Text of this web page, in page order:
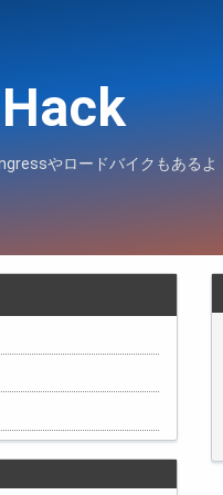
やロードバイクもあるよ